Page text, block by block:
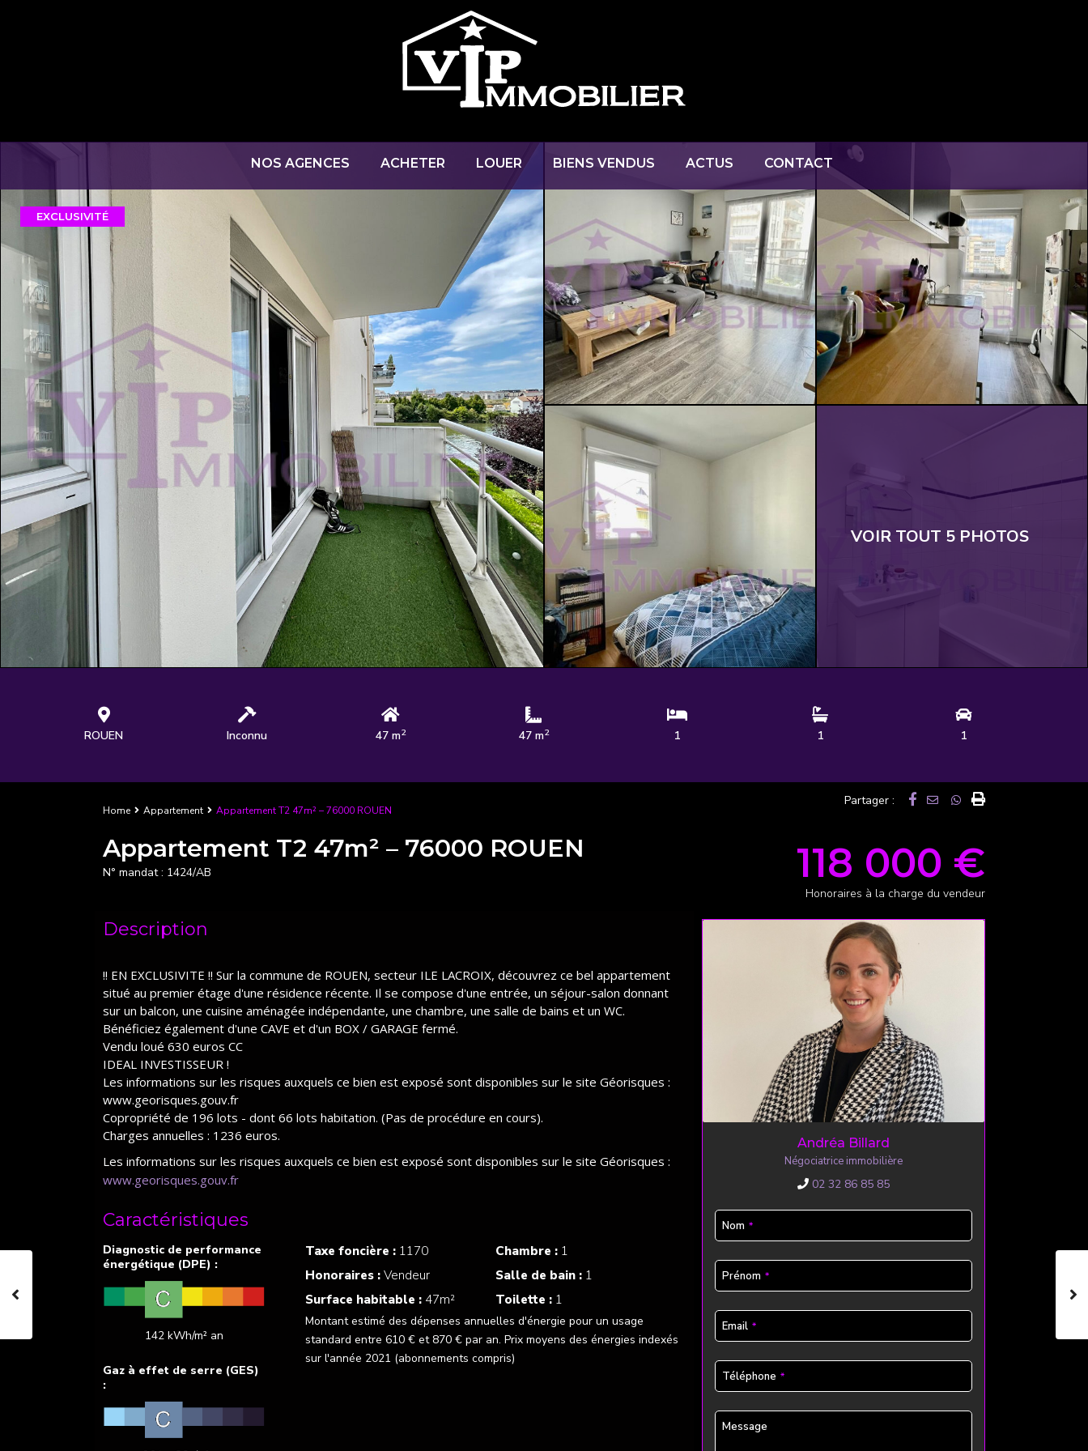
NOS AGENCES ACHETER LOUER BIENS VENDUS ACTUS CONTACT
EXCLUSIVITÉ
VOIR TOUT 5 PHOTOS
ROUEN Inconnu 47 m2 47 m2 1 1 1
Home Appartement Appartement T2 47m² – 76000 ROUEN
Appartement T2 47m² – 76000 ROUEN
N° mandat : 1424/AB
Partager :
118 000 €
Honoraires à la charge du vendeur
Description
!! EN EXCLUSIVITE !! Sur la commune de ROUEN, secteur ILE LACROIX, découvrez ce bel appartement
situé au premier étage d'une résidence récente. Il se compose d'une entrée, un séjour-salon donnant
sur un balcon, une cuisine aménagée indépendante, une chambre, une salle de bains et un WC.
Bénéficiez également d'une CAVE et d'un BOX / GARAGE fermé.
Vendu loué 630 euros CC
IDEAL INVESTISSEUR !
Les informations sur les risques auxquels ce bien est exposé sont disponibles sur le site Géorisques :
www.georisques.gouv.fr
Copropriété de 196 lots - dont 66 lots habitation. (Pas de procédure en cours).
Charges annuelles : 1236 euros.
Les informations sur les risques auxquels ce bien est exposé sont disponibles sur le site Géorisques :
www.georisques.gouv.fr
Caractéristiques
142 kWh/m² an
Taxe foncière : 1170
Honoraires :Vendeur
Surface habitable : 47m²
Chambre : 1
Salle de bain : 1
Toilette : 1
Montant estimé des dépenses annuelles d'énergie pour un usage
standard entre 610 € et 870 € par an. Prix moyens des énergies indexés
sur l'année 2021 (abonnements compris)
Andréa Billard
Négociatrice immobilière
02 32 86 85 85
Nom *
Prénom *
Email *
Téléphone *
Message